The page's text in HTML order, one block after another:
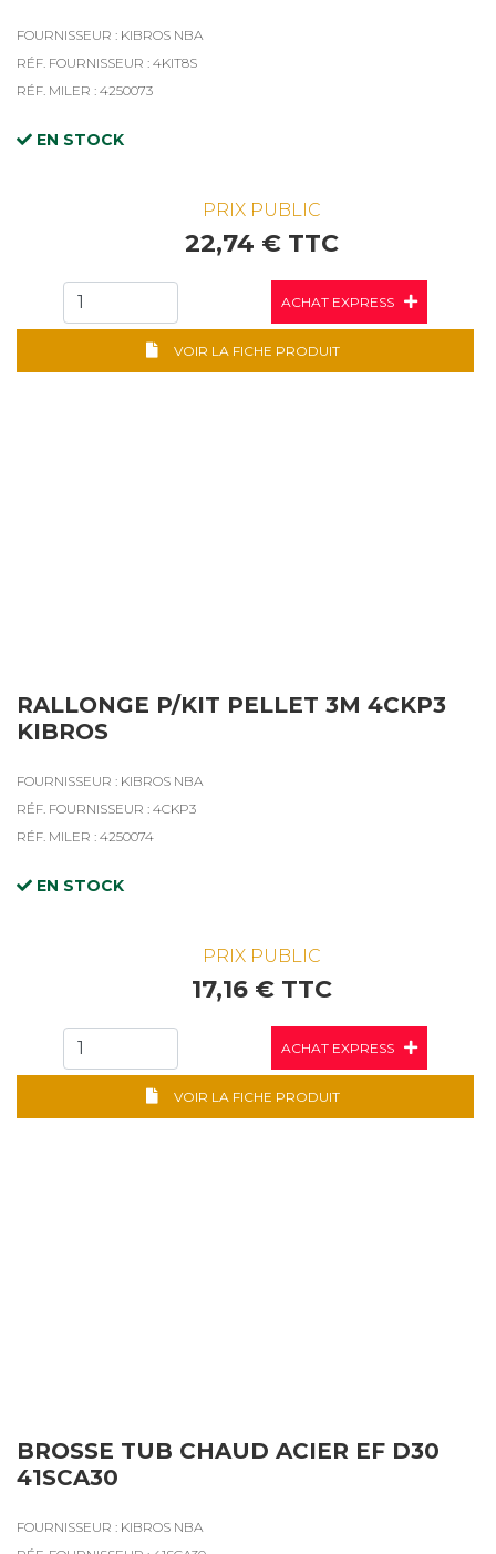
FOURNISSEUR : KIBROS NBA
RÉF. FOURNISSEUR : 4KIT8S
RÉF. MILER : 4250073
EN STOCK
PRIX PUBLIC
22,74 € TTC
ACHAT EXPRESS
VOIR LA FICHE PRODUIT
RALLONGE P/KIT PELLET 3M 4CKP3
KIBROS
FOURNISSEUR : KIBROS NBA
RÉF. FOURNISSEUR : 4CKP3
RÉF. MILER : 4250074
EN STOCK
PRIX PUBLIC
17,16 € TTC
ACHAT EXPRESS
VOIR LA FICHE PRODUIT
BROSSE TUB CHAUD ACIER EF D30
41SCA30
FOURNISSEUR : KIBROS NBA